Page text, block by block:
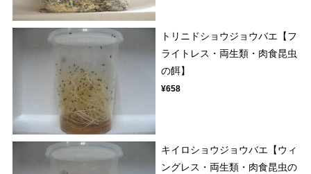
トリニドショウジョウバエ【フ
ライトレス・両生類・肉食昆虫
の餌】
¥658
キイロショウジョウバエ【ウィ
ングレス・両生類・肉食昆虫の